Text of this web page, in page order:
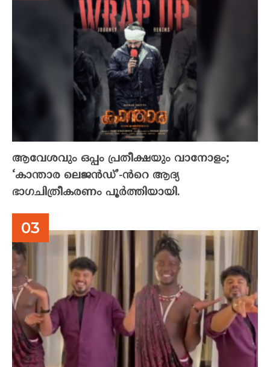
ആവേശവും ഒപ്പം പ്രതീക്ഷയും വാനോളം;
‘കാന്താര ലെജൻഡ്’-ൻറെ ആദ്യ
ഭാഗചിത്രീകരണം പൂർത്തിയായി.